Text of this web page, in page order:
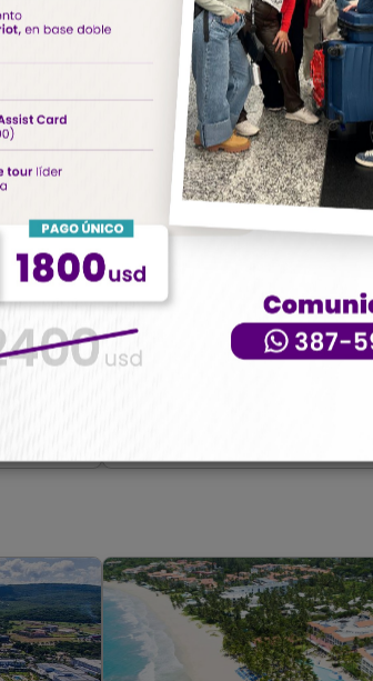
22 días / 20 noches
Mega Europa con
17 de noviembre